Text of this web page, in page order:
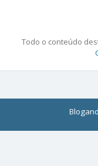
Todo o conteúdo